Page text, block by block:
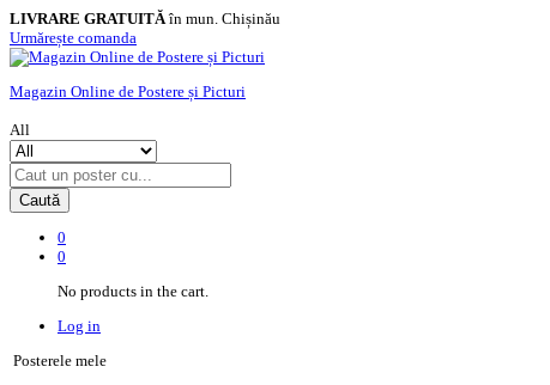
LIVRARE GRATUITĂîn mun. Chișinău
Urmărește comanda
Magazin Online de Postere și Picturi
All
Caută
0
0
No products in the cart.
Log in
Posterele mele